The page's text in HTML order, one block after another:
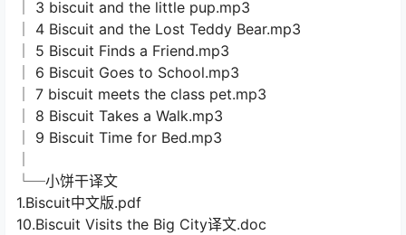
│ 3 biscuit and the little pup.mp3
│ 4 Biscuit and the Lost Teddy Bear.mp3
│ 5 Biscuit Finds a Friend.mp3
│ 6 Biscuit Goes to School.mp3
│ 7 biscuit meets the class pet.mp3
│ 8 Biscuit Takes a Walk.mp3
│ 9 Biscuit Time for Bed.mp3
└─小饼干译文
1.Biscuit中文版.pdf
10.Biscuit Visits the Big City译文.doc